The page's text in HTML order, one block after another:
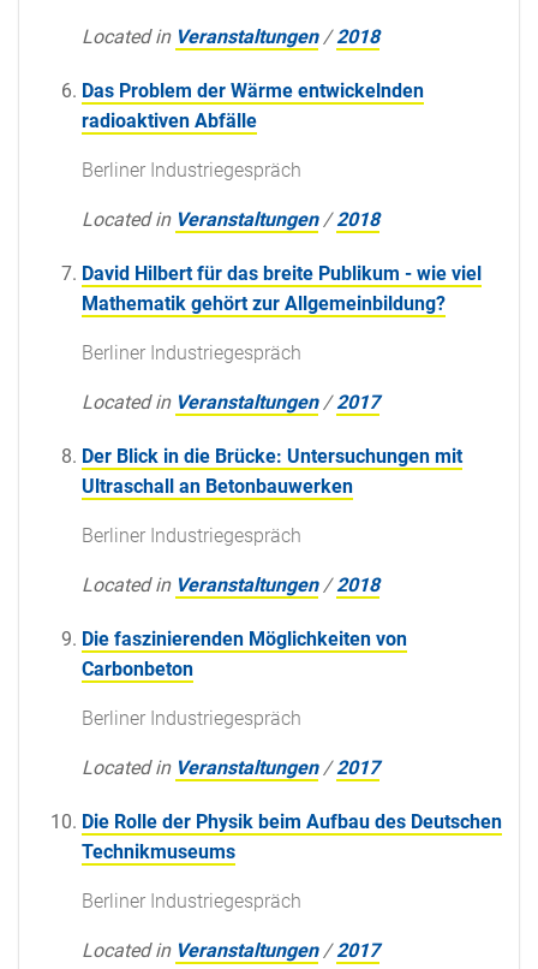
Located in Veranstaltungen /2018
Das Problem der Wärme entwickelnden
radioaktiven Abfälle
Berliner Industriegespräch
Located in Veranstaltungen /2018
David Hilbert für das breite Publikum - wie viel
Mathematik gehört zur Allgemeinbildung?
Berliner Industriegespräch
Located in Veranstaltungen /2017
Der Blick in die Brücke: Untersuchungen mit
Ultraschall an Betonbauwerken
Berliner Industriegespräch
Located in Veranstaltungen /2018
Die faszinierenden Möglichkeiten von
Carbonbeton
Berliner Industriegespräch
Located in Veranstaltungen /2017
Die Rolle der Physik beim Aufbau des Deutschen
Technikmuseums
Berliner Industriegespräch
Located in Veranstaltungen /2017